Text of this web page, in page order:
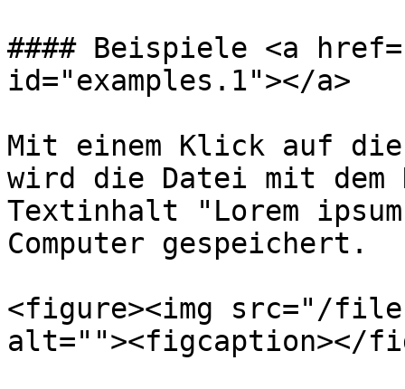
#### Beispiele <a
id="examples.1"></a>
Mit einem Klick auf die
wird die Datei mit dem
Textinhalt "Lorem
Computer gespeichert.
<figure><img src="/files/
alt=""><figcaption></